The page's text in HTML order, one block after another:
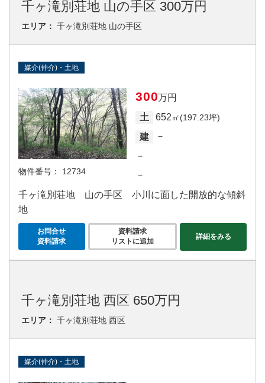
千ヶ滝別荘地 山の手区 300万円
エリア： 千ヶ滝別荘地 山の手区
媒介(仲介)・土地
物件番号： 12734
300万円
土
652㎡(197.23坪)
建
－
－
－
千ヶ滝別荘地 山の手区 小川に面した開放的な傾斜
地
お問合せ
資料請求
資料請求
リストに追加
詳細をみる
千ヶ滝別荘地 西区 650万円
エリア： 千ヶ滝別荘地 西区
媒介(仲介)・土地